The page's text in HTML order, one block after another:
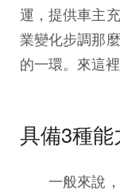
運，提供車主
業變化步調那
的一環。來這
具備3種
一般來說，